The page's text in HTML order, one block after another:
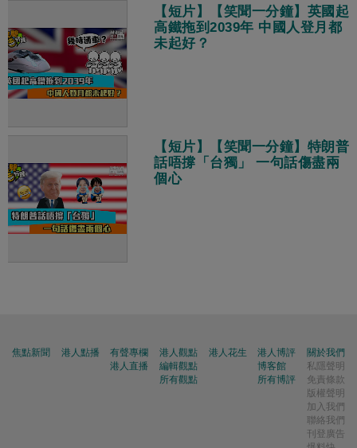
【短片】【笑聞一分鐘】英國起
高鐵拖到2039年 中國人登月都
未起好？
【短片】【笑聞一分鐘】特朗普
話唔撐「台獨」 一句話傷盡兩
個心
焦點新聞 港人點播
有聲專欄
港人直播
港人觀點
編輯觀點
所有觀點
港人花生
港人博評
博客館
所有博評
關於我們
私隱聲明
免責條款
版權聲明
加入我們
聯絡我們
刊登廣告